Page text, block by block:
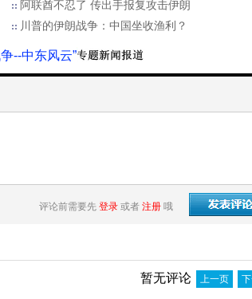
阿联酋不忍了 传出手报复攻击伊朗
川普的伊朗战争：中国坐收渔利？
--中东风云”
评论前需要先 登录 或者 注册 哦
暂无评论 上一页